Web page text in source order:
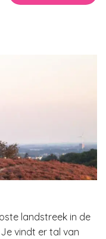
landstreek in de
vindt er tal van